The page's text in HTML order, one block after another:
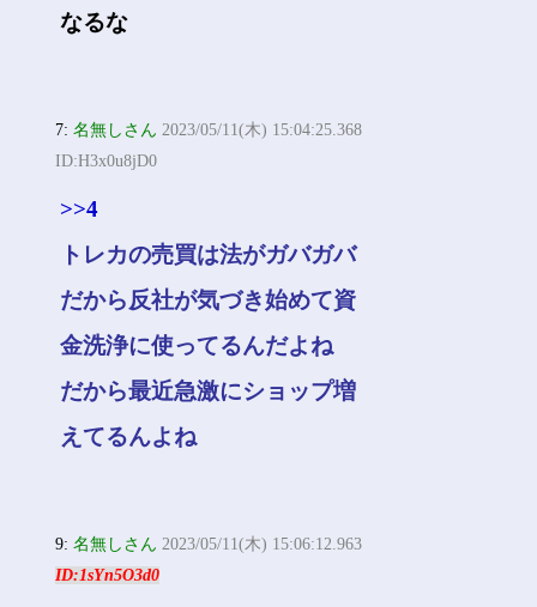
なるな
7:名無しさん 2023/05/11(木) 15:04:25.368
ID:H3x0u8jD0
>>4
トレカの売買は法がガバガバ
だから反社が気づき始めて資
金洗浄に使ってるんだよね
だから最近急激にショップ増
えてるんよね
9:名無しさん 2023/05/11(木) 15:06:12.963
ID:1sYn5O3d0